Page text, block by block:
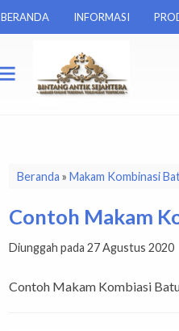
BERANDA INFORMASI
Beranda » Makam Kombinasi
Contoh Makam
Diunggah pada 27 Agustus 2020
Contoh Makam Kombiasi